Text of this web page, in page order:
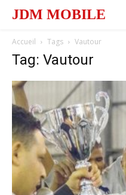
JDM MOBILE
Accueil Tags Vautour
Tag: Vautour